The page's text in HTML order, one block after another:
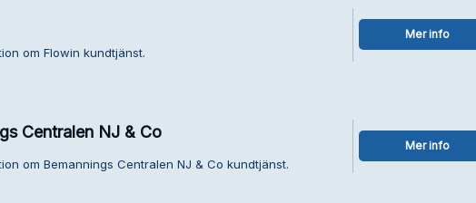
om Flowin kundtjänst.
Mer info
Centralen NJ & Co
om Bemannings Centralen NJ & Co kundtjänst.
Mer info